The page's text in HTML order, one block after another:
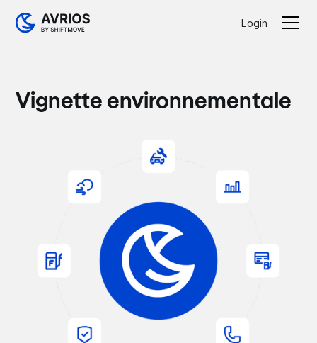
Login
Vignette environnementale